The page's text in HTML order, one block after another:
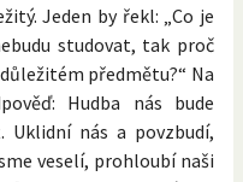
Jeden by řekl: „Co je
studovat, tak proč
předmětu?“ Na
Hudba nás bude
Uklidní nás a povzbudí,
veselí, prohloubí naši